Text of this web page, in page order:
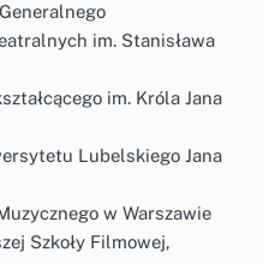
im. Stanisława
im. Króla Jana
Lubelskiego Jana
w Warszawie
Szkoły Filmowej,